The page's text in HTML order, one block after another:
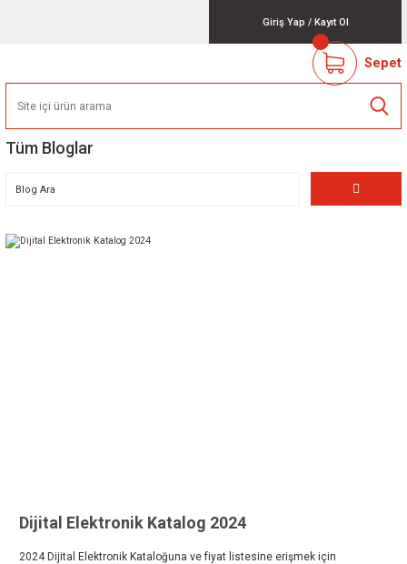
Giriş Yap / Kayıt Ol
Sepet
Tüm Bloglar
Dijital Elektronik Katalog 2024
2024 Dijital Elektronik Kataloğuna ve fiyat listesine erişmek için